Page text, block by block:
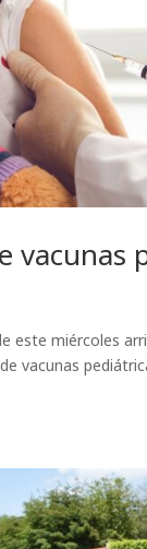
este miércoles
vacunas